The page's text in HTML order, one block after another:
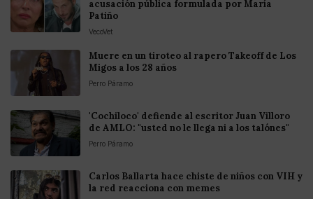
acusación pública formulada por María
Patiño
VecoVet
Muere en un tiroteo al rapero Takeoff de Los
Migos a los 28 años
Perro Páramo
'Cochiloco' defiende al escritor Juan Villoro
de AMLO: "usted no le llega ni a los talónes"
Perro Páramo
Carlos Ballarta hace chiste de niños con VIH y
la red reacciona con memes